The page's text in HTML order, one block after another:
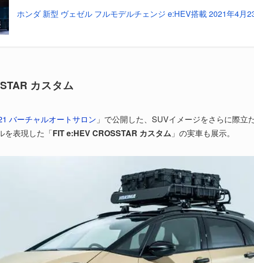
ホンダ 新型 ヴェゼル フルモデルチェンジ e:HEV搭載 2021年4月
カスタム
バーチャルオートサロン 」で公開した、SUVイメージをさらに際立
を表現した「FIT e:HEV CROSSTAR カスタム 」の実車も展示。